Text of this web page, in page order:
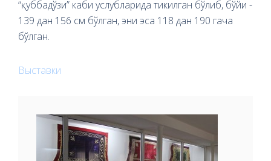
“қуббадўзи” каби услубларида тикилган бўлиб, бўйи -
139 дан 156 см бўлган, эни эса 118 дан 190 гача
бўлган.
Выставки